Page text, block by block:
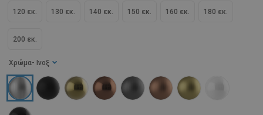
120 εκ. 130 εκ. 140 εκ. 150 εκ. 160 εκ. 180 εκ.
200 εκ.
Χρώμα - Ινοξ